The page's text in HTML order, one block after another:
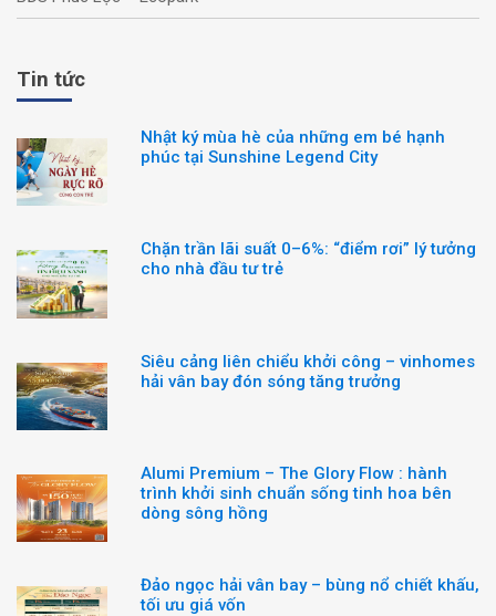
Tin tức
Nhật ký mùa hè của những em bé hạnh
phúc tại Sunshine Legend City
Chặn trần lãi suất 0–6%: “điểm rơi” lý tưởng
cho nhà đầu tư trẻ
Siêu cảng liên chiểu khởi công – vinhomes
hải vân bay đón sóng tăng trưởng
Alumi Premium – The Glory Flow : hành
trình khởi sinh chuẩn sống tinh hoa bên
dòng sông hồng
Đảo ngọc hải vân bay – bùng nổ chiết khấu,
tối ưu giá vốn